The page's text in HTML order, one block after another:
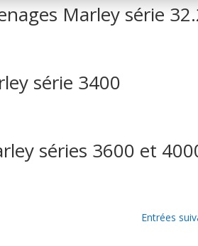
Marley série
série 3400
séries 3600 et
Entrées